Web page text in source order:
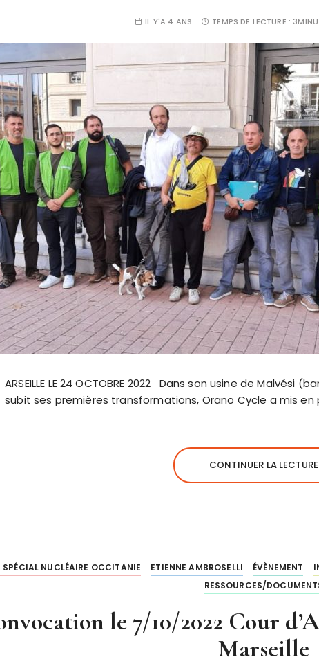
IL Y'A 4 ANS TEMPS DE LECTURE :
ARSEILLE LE 24 OCTOBRE 2022 Dans son usine de Malvési
subit ses premières transformations, Orano Cycle a mis
CONTINUER LA LECTURE
SPÉCIAL NUCLÉAIRE OCCITANIE ETIENNE AMBROSELLI ÉVÈNEMENT
RESSOURCES/
le 7/10/2022 Cour
Marseille